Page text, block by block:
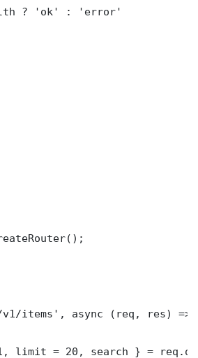
? 'ok' : 'error'
items', async (req, res) =>
limit = 20, search } =